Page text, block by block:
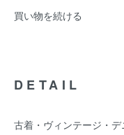
買い物を続ける
DETAIL
古着・ヴィンテージ・